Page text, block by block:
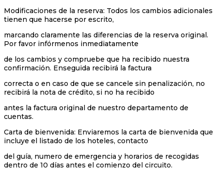
Modificaciones de la reserva: Todos los cambios adicionales
tienen que hacerse por escrito,
marcando claramente las diferencias de la reserva original.
Por favor infórmenos inmediatamente
de los cambios y compruebe que ha recibido nuestra
confirmación. Enseguida recibirá la factura
correcta o en caso de que se cancele sin penalización, no
recibirá la nota de crédito, si no ha recibido
antes la factura original de nuestro departamento de
cuentas.
Carta de bienvenida: Enviaremos la carta de bienvenida que
incluye el listado de los hoteles, contacto
del guía, numero de emergencia y horarios de recogidas
dentro de 10 días antes el comienzo del circuito.